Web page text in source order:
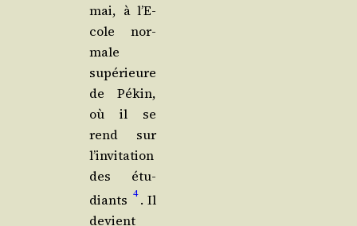
mai, à l’E­
cole nor­
male
supé­rieure
de Pékin,
où il se
rend sur
l’in­vi­ta­tion
des étu­
diants 4. Il
devient